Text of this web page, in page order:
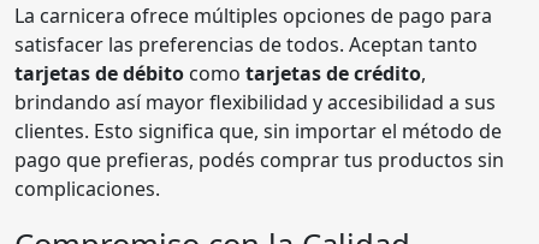
La carnicera ofrece múltiples opciones de pago para
satisfacer las preferencias de todos. Aceptan tanto
tarjetas de débito como tarjetas de crédito,
brindando así mayor flexibilidad y accesibilidad a sus
clientes. Esto significa que, sin importar el método de
pago que prefieras, podés comprar tus productos sin
complicaciones.